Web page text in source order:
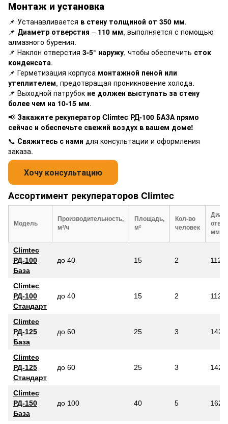
Монтаж и установка
📌 Устанавливается в стену толщиной от 350 мм.
📌 Диаметр отверстия – 110 мм, выполняется с помощью
алмазного бурения.
📌 Наклон отверстия 3-5° наружу, чтобы обеспечить сток
конденсата.
📌 Герметизация корпуса монтажной пеной или
утеплителем, предотвращая проникновение холода.
📌 Выходной патрубок не должен выступать за стену
более чем на 10-15 мм.
📢 Закажите рекуператор Climtec РД-100 БАЗА прямо
сейчас и обеспечьте свежий воздух в вашем доме!
📞 Свяжитесь с нами для консультации и оформления
заказа.
Ассортимент рекуператоров Climtec
Модель
Производительность,
м³/ч
Площадь,
м²
Кол-во
человек
мм
Climtec
РД-100
База
до 40 15 2 112
Climtec
РД-100
Стандарт
до 40 15 2 112
Climtec
РД-125
База
до 60 25 3 142
Climtec
РД-125
Стандарт
до 60 25 3 142
Climtec
РД-150
База
до 100 40 5 162